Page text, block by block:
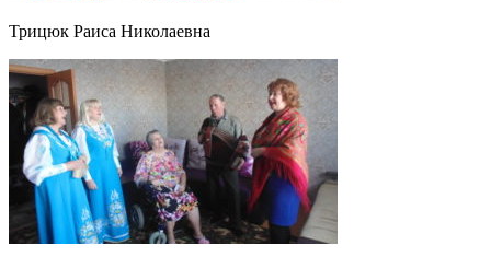
Трицюк Раиса Николаевна